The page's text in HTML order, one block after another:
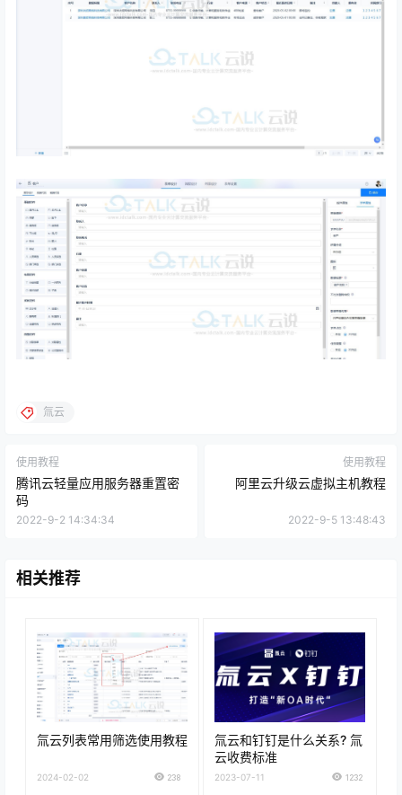
氚云
使用教程
腾讯云轻量应用服务器重置密
码
2022-9-2 14:34:34
使用教程
阿里云升级云虚拟主机教程
2022-9-5 13:48:43
相关推荐
氚云列表常用筛选使用教程
2024-02-02 238
氚云和钉钉是什么关系? 氚
云收费标准
2023-07-11 1232